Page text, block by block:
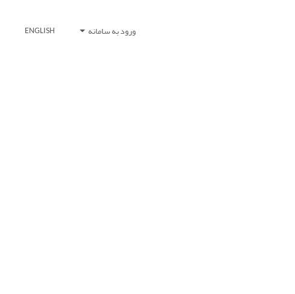
ورود به سامانه ENGLISH